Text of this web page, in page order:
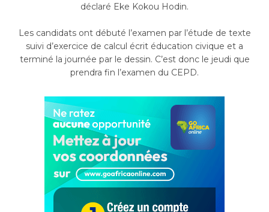
déclaré Eke Kokou Hodin.
Les candidats ont débuté l’examen par l’étude de texte
suivi d’exercice de calcul écrit éducation civique et a
terminé la journée par le dessin. C’est donc le jeudi que
prendra fin l’examen du CEPD.